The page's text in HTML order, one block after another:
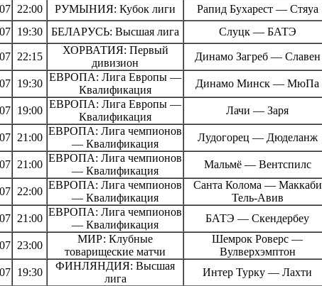
22:00 РУМЫНИЯ: Кубок лиги Рапид Бухарест — Стяуа
19:30 БЕЛАРУСЬ: Высшая лига Слуцк — БАТЭ
22:15
ХОРВАТИЯ: Первый
дивизион
Динамо Загреб — Славен
19:30
ЕВРОПА: Лига Европы —
Квалификация
Динамо Минск — МюПа
19:00
ЕВРОПА: Лига Европы —
Квалификация
Лачи — Заря
21:00
ЕВРОПА: Лига чемпионов
— Квалификация
Лудогорец — Дюделанж
21:00
ЕВРОПА: Лига чемпионов
— Квалификация
Мальмё — Вентспилс
22:00
ЕВРОПА: Лига чемпионов
— Квалификация
Санта Колома — Маккаби
Тель-Авив
21:00
ЕВРОПА: Лига чемпионов
— Квалификация
БАТЭ — Скендербеу
23:00
МИР: Клубные
товарищеские матчи
Шемрок Роверс —
Вулверхэмптон
19:30
ФИНЛЯНДИЯ: Высшая
лига
Интер Турку — Лахти